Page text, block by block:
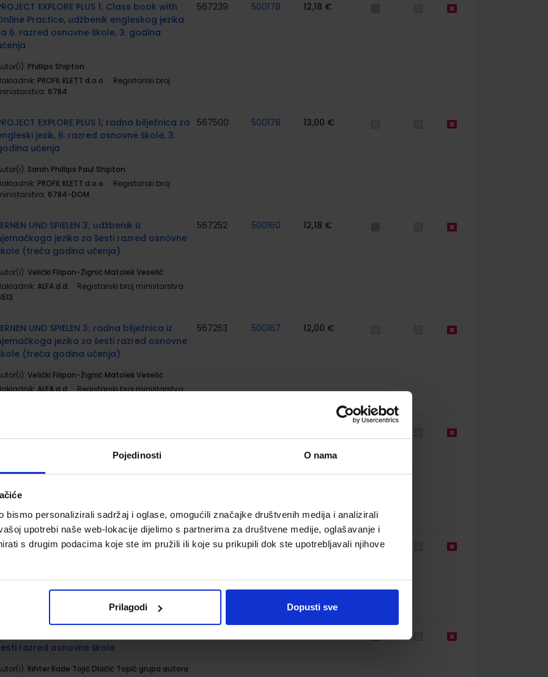
Pojedinosti O nama
bismo personalizirali sadržaj i oglase, omogućili značajke društvenih medija i analizirali
upotrebi naše web-lokacije dijelimo s partnerima za društvene medije, oglašavanje i
s drugim podacima koje ste im pružili ili koje su prikupili dok ste upotrebljavali njihove
Prilagodi Dopusti sve
EXPLORE PLUS 1; Class book with
Practice, udžbenik engleskog jezika
6. razred osnovne škole, 3. godina
Phillips Shipton
PROFIL KLETT d.o.o.
Registarski broj
6784
567239 500178 12,18 €
EXPLORE PLUS 1; radna bilježnica za
jezik, 6. razred osnovne škole, 3.
učenja
Sarah Phillips Paul Shipton
PROFIL KLETT d.o.o.
Registarski broj
6784-DOM
567500 500178 13,00 €
UND SPIELEN 3; udžbenik iz
jezika za šesti razred osnovne
(treća godina učenja)
Velički Filipan-Žignić Matolek Veselić
ALFA d.d.
Registarski broj ministarstva:
567252 500160 12,18 €
UND SPIELEN 3; radna bilježnica iz
jezika za šesti razred osnovne
(treća godina učenja)
Velički Filipan-Žignić Matolek Veselić
ALFA d.d.
Registarski broj ministarstva:
567253 500167 12,00 €
Šikić Draženović Žitko Golac Jakopović
grupa autora
7136;7137
IT 6; udžbenik iz informatike za šesti
Rihter Rade Toić Dlačić Topić grupa autora
ALFA d.d.
Registarski broj ministarstva:
567284 500167 12,18 €
razred osnovne škole
Rihter Rade Tojić Dlačić Topić grupa autora